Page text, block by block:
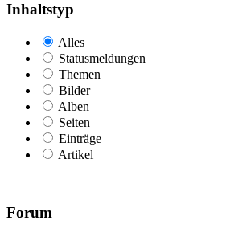
Inhaltstyp
Alles
Statusmeldungen
Themen
Bilder
Alben
Seiten
Einträge
Artikel
Forum